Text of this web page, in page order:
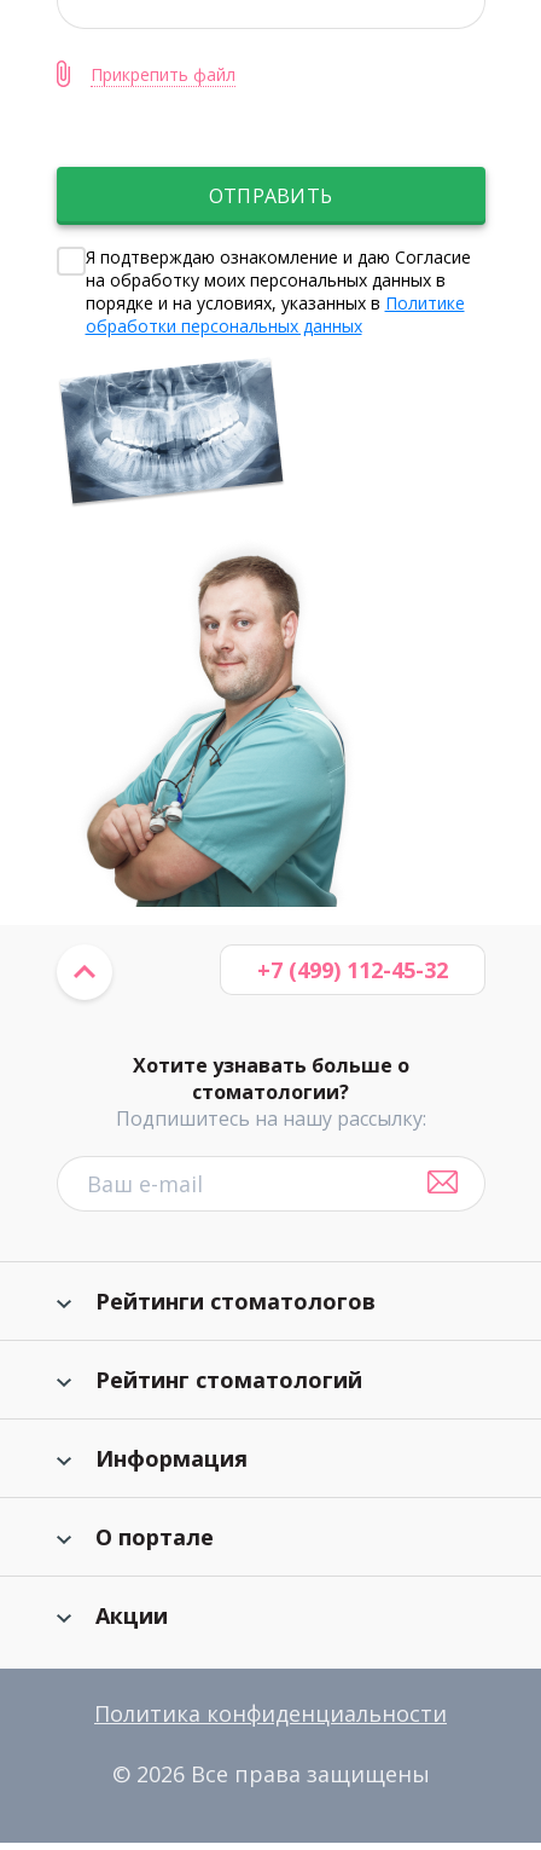
Прикрепить файл
ОТПРАВИТЬ
Я подтверждаю ознакомление и даю Согласие
на обработку моих персональных данных в
порядке и на условиях, указанных в Политике
обработки персональных данных
Хотите узнавать больше о
стоматологии?
Подпишитесь на нашу рассылку:
+7 (499) 112-45-32
Рейтинги стоматологов
Рейтинг стоматологий
Информация
О портале
Акции
Политика конфиденциальности
© 2026 Все права защищены